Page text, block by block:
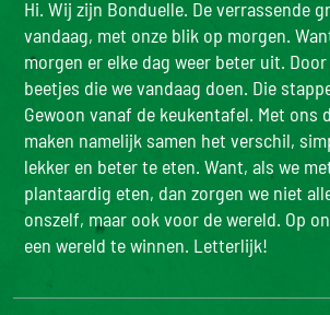
Hi. Wij zijn Bonduelle. De verrassende
vandaag, met onze blik op morgen.
morgen er elke dag weer beter uit.
beetjes die we vandaag doen. Die
Gewoon vanaf de keukentafel. Met ons
maken namelijk samen het verschil,
lekker en beter te eten. Want, als we
plantaardig eten, dan zorgen we niet
onszelf, maar ook voor de wereld. Op
een wereld te winnen. Letterlijk!